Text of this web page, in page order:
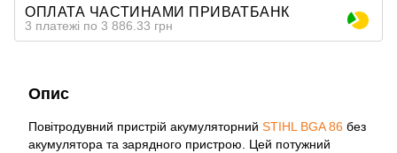
ОПЛАТА ЧАСТИНАМИ ПРИВАТБАНК
3 платежі по 3 886.33 грн
Опис
Повітродувний пристрій акумуляторний STIHL BGA 86 без
акумулятора та зарядного пристрою. Цей потужний